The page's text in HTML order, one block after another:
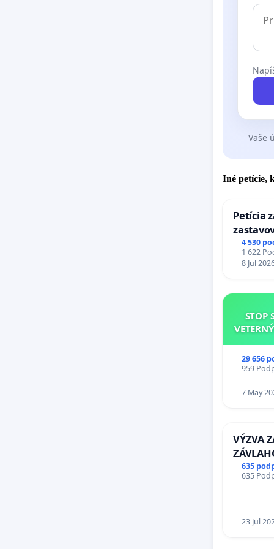
Vaše
Iné petície,
Petícia
Expres
stanici
4 530
1 622
8 Jul
STOP
29 656
959
7 May
VÝZVA
a
635
635
23 Jul